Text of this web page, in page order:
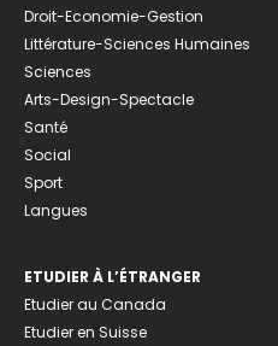
Droit-Economie-Gestion
Littérature-Sciences Humaines
Sciences
Arts-Design-Spectacle
Santé
Social
Sport
Langues
ETUDIER À L’ÉTRANGER
Etudier au Canada
Etudier en Suisse